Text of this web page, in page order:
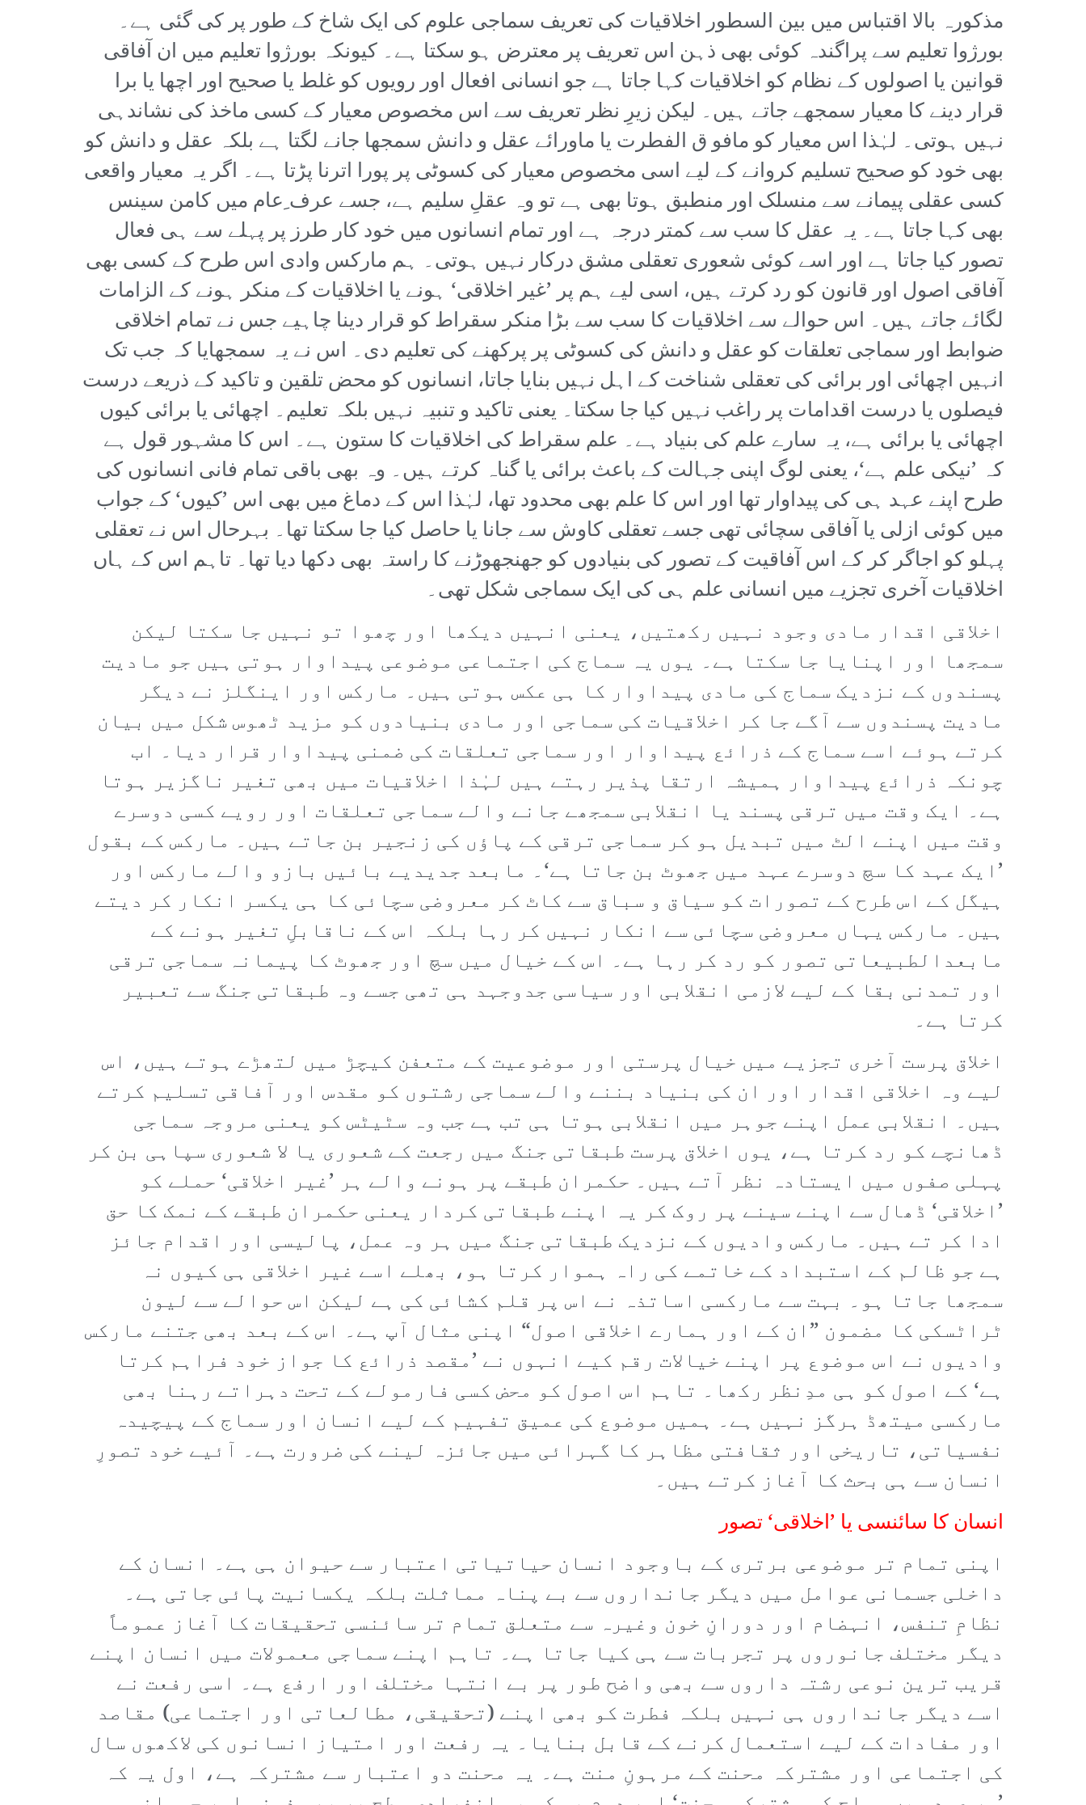
مذکورہ بالا اقتباس میں بین السطور اخلاقیات کی تعریف سماجی علوم کی ایک شاخ کے طور پر کی گئی ہے۔
بورژوا تعلیم سے پراگندہ کوئی بھی ذہن اس تعریف پر معترض ہو سکتا ہے۔ کیونکہ بورژوا تعلیم میں ان آفاقی
قوانین یا اصولوں کے نظام کو اخلاقیات کہا جاتا ہے جو انسانی افعال اور رویوں کو غلط یا صحیح اور اچھا یا برا
قرار دینے کا معیار سمجھے جاتے ہیں۔ لیکن زیرِ نظر تعریف سے اس مخصوص معیار کے کسی ماخذ کی نشاندہی
نہیں ہوتی۔ لہٰذا اس معیار کو مافو ق الفطرت یا ماورائے عقل و دانش سمجھا جانے لگتا ہے بلکہ عقل و دانش کو
بھی خود کو صحیح تسلیم کروانے کے لیے اسی مخصوص معیار کی کسوٹی پر پورا اترنا پڑتا ہے۔ اگر یہ معیار واقعی
کسی عقلی پیمانے سے منسلک اور منطبق ہوتا بھی ہے تو وہ عقلِ سلیم ہے، جسے عرف ِعام میں کامن سینس
بھی کہا جاتا ہے۔ یہ عقل کا سب سے کمتر درجہ ہے اور تمام انسانوں میں خود کار طرز پر پہلے سے ہی فعال
تصور کیا جاتا ہے اور اسے کوئی شعوری تعقلی مشق درکار نہیں ہوتی۔ ہم مارکس وادی اس طرح کے کسی بھی
آفاقی اصول اور قانون کو رد کرتے ہیں، اسی لیے ہم پر ’غیر اخلاقی‘ ہونے یا اخلاقیات کے منکر ہونے کے الزامات
لگائے جاتے ہیں۔ اس حوالے سے اخلاقیات کا سب سے بڑا منکر سقراط کو قرار دینا چاہیے جس نے تمام اخلاقی
ضوابط اور سماجی تعلقات کو عقل و دانش کی کسوٹی پر پرکھنے کی تعلیم دی۔ اس نے یہ سمجھایا کہ جب تک
انہیں اچھائی اور برائی کی تعقلی شناخت کے اہل نہیں بنایا جاتا، انسانوں کو محض تلقین و تاکید کے ذریعے درست
فیصلوں یا درست اقدامات پر راغب نہیں کیا جا سکتا۔ یعنی تاکید و تنبیہ نہیں بلکہ تعلیم۔ اچھائی یا برائی کیوں
اچھائی یا برائی ہے، یہ سارے علم کی بنیاد ہے۔ علم سقراط کی اخلاقیات کا ستون ہے۔ اس کا مشہور قول ہے
کہ ’نیکی علم ہے‘، یعنی لوگ اپنی جہالت کے باعث برائی یا گناہ کرتے ہیں۔ وہ بھی باقی تمام فانی انسانوں کی
طرح اپنے عہد ہی کی پیداوار تھا اور اس کا علم بھی محدود تھا، لہٰذا اس کے دماغ میں بھی اس ’کیوں‘ کے جواب
میں کوئی ازلی یا آفاقی سچائی تھی جسے تعقلی کاوش سے جانا یا حاصل کیا جا سکتا تھا۔ بہرحال اس نے تعقلی
پہلو کو اجاگر کر کے اس آفاقیت کے تصور کی بنیادوں کو جھنجھوڑنے کا راستہ بھی دکھا دیا تھا۔ تاہم اس کے ہاں
اخلاقیات آخری تجزیے میں انسانی علم ہی کی ایک سماجی شکل تھی۔
اخلاقی اقدار مادی وجود نہیں رکھتیں، یعنی انہیں دیکھا اور چھوا تو نہیں جا سکتا لیکن
سمجھا اور اپنایا جا سکتا ہے۔ یوں یہ سماج کی اجتماعی موضوعی پیداوار ہوتی ہیں جو مادیت
پسندوں کے نزدیک سماج کی مادی پیداوار کا ہی عکس ہوتی ہیں۔ مارکس اور اینگلز نے دیگر
مادیت پسندوں سے آگے جا کر اخلاقیات کی سماجی اور مادی بنیادوں کو مزید ٹھوس شکل میں بیان
کرتے ہوئے اسے سماج کے ذرائع پیداوار اور سماجی تعلقات کی ضمنی پیداوار قرار دیا۔ اب
چونکہ ذرائع پیداوار ہمیشہ ارتقا پذیر رہتے ہیں لہٰذا اخلاقیات میں بھی تغیر ناگزیر ہوتا
ہے۔ ایک وقت میں ترقی پسند یا انقلابی سمجھے جانے والے سماجی تعلقات اور رویے کسی دوسرے
وقت میں اپنے الٹ میں تبدیل ہو کر سماجی ترقی کے پاؤں کی زنجیر بن جاتے ہیں۔ مارکس کے بقول
’ایک عہد کا سچ دوسرے عہد میں جھوٹ بن جاتا ہے‘۔ مابعد جدیدیے بائیں بازو والے مارکس اور
ہیگل کے اس طرح کے تصورات کو سیاق و سباق سے کاٹ کر معروضی سچائی کا ہی یکسر انکار کر دیتے
ہیں۔ مارکس یہاں معروضی سچائی سے انکار نہیں کر رہا بلکہ اس کے ناقابلِ تغیر ہونے کے
مابعدالطبیعاتی تصور کو رد کر رہا ہے۔ اس کے خیال میں سچ اور جھوٹ کا پیمانہ سماجی ترقی
اور تمدنی بقا کے لیے لازمی انقلابی اور سیاسی جدوجہد ہی تھی جسے وہ طبقاتی جنگ سے تعبیر
کرتا ہے۔
اخلاق پرست آخری تجزیے میں خیال پرستی اور موضوعیت کے متعفن کیچڑ میں لتھڑے ہوتے ہیں، اس
لیے وہ اخلاقی اقدار اور ان کی بنیاد بننے والے سماجی رشتوں کو مقدس اور آفاقی تسلیم کرتے
ہیں۔ انقلابی عمل اپنے جوہر میں انقلابی ہوتا ہی تب ہے جب وہ سٹیٹس کو یعنی مروجہ سماجی
ڈھانچے کو رد کرتا ہے، یوں اخلاق پرست طبقاتی جنگ میں رجعت کے شعوری یا لا شعوری سپاہی بن کر
پہلی صفوں میں ایستادہ نظر آتے ہیں۔ حکمران طبقے پر ہونے والے ہر ’غیر اخلاقی‘ حملے کو
’اخلاقی‘ ڈھال سے اپنے سینے پر روک کر یہ اپنے طبقاتی کردار یعنی حکمران طبقے کے نمک کا حق
ادا کر تے ہیں۔ مارکس وادیوں کے نزدیک طبقاتی جنگ میں ہر وہ عمل، پالیسی اور اقدام جائز
ہے جو ظالم کے استبداد کے خاتمے کی راہ ہموار کرتا ہو، بھلے اسے غیر اخلاقی ہی کیوں نہ
سمجھا جاتا ہو۔ بہت سے مارکسی اساتذہ نے اس پر قلم کشائی کی ہے لیکن اس حوالے سے لیون
ٹراٹسکی کا مضمون ”ان کے اور ہمارے اخلاقی اصول“ اپنی مثال آپ ہے۔ اس کے بعد بھی جتنے مارکس
وادیوں نے اس موضوع پر اپنے خیالات رقم کیے انہوں نے ’مقصد ذرائع کا جواز خود فراہم کرتا
ہے‘ کے اصول کو ہی مدِنظر رکھا۔ تاہم اس اصول کو محض کسی فارمولے کے تحت دہراتے رہنا بھی
مارکسی میتھڈ ہرگز نہیں ہے۔ ہمیں موضوع کی عمیق تفہیم کے لیے انسان اور سماج کے پیچیدہ
نفسیاتی، تاریخی اور ثقافتی مظاہر کا گہرائی میں جائزہ لینے کی ضرورت ہے۔ آئیے خود تصورِ
انسان سے ہی بحث کا آغاز کرتے ہیں۔
انسان کا سائنسی یا ’اخلاقی‘ تصور
اپنی تمام تر موضوعی برتری کے باوجود انسان حیاتیاتی اعتبار سے حیوان ہی ہے۔ انسان کے
داخلی جسمانی عوامل میں دیگر جانداروں سے بے پناہ مماثلت بلکہ یکسانیت پائی جاتی ہے۔
نظامِ تنفس، انہضام اور دورانِ خون وغیرہ سے متعلق تمام تر سائنسی تحقیقات کا آغاز عموماً
دیگر مختلف جانوروں پر تجربات سے ہی کیا جاتا ہے۔ تاہم اپنے سماجی معمولات میں انسان اپنے
قریب ترین نوعی رشتہ داروں سے بھی واضح طور پر بے انتہا مختلف اور ارفع ہے۔ اسی رفعت نے
اسے دیگر جانداروں ہی نہیں بلکہ فطرت کو بھی اپنے (تحقیقی، مطالعاتی اور اجتماعی) مقاصد
اور مفادات کے لیے استعمال کرنے کے قابل بنایا۔ یہ رفعت اور امتیاز انسانوں کی لاکھوں سال
کی اجتماعی اور مشترکہ محنت کے مرہونِ منت ہے۔ یہ محنت دو اعتبار سے مشترکہ ہے، اول یہ کہ